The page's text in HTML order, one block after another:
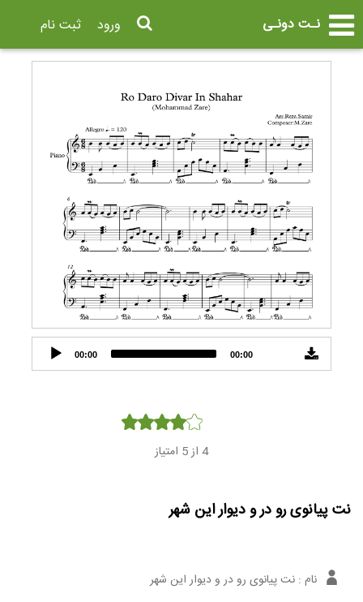
نـت دونـی ثبت نام ورود
Audio
Player
00:00 00:00
4 از 5 امتیاز
نت پیانوی رو در و دیوار این شهر
نام : نت پیانوی رو در و دیوار این شهر